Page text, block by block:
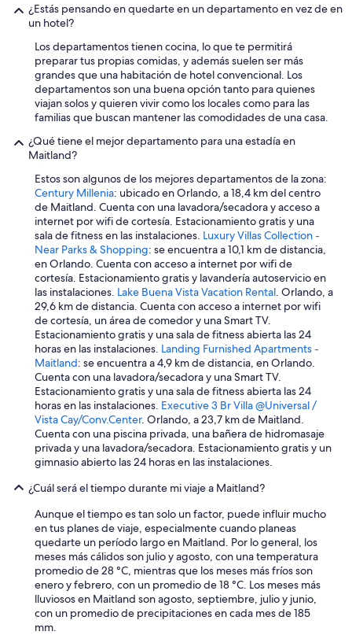
¿Estás pensando en quedarte en un departamento en vez de en
un hotel?
Los departamentos tienen cocina, lo que te permitirá
preparar tus propias comidas, y además suelen ser más
grandes que una habitación de hotel convencional. Los
departamentos son una buena opción tanto para quienes
viajan solos y quieren vivir como los locales como para las
familias que buscan mantener las comodidades de una casa.
¿Qué tiene el mejor departamento para una estadía en
Maitland?
Estos son algunos de los mejores departamentos de la zona:
Century Millenia: ubicado en Orlando, a 18,4 km del centro
de Maitland. Cuenta con una lavadora/secadora y acceso a
internet por wifi de cortesía. Estacionamiento gratis y una
sala de fitness en las instalaciones. Luxury Villas Collection -
Near Parks & Shopping: se encuentra a 10,1 km de distancia,
en Orlando. Cuenta con acceso a internet por wifi de
cortesía. Estacionamiento gratis y lavandería autoservicio en
las instalaciones. Lake Buena Vista Vacation Rental. Orlando, a
29,6 km de distancia. Cuenta con acceso a internet por wifi
de cortesía, un área de comedor y una Smart TV.
Estacionamiento gratis y una sala de fitness abierta las 24
horas en las instalaciones. Landing Furnished Apartments -
Maitland: se encuentra a 4,9 km de distancia, en Orlando.
Cuenta con una lavadora/secadora y una Smart TV.
Estacionamiento gratis y una sala de fitness abierta las 24
horas en las instalaciones. Executive 3 Br Villa @Universal /
Vista Cay/Conv.Center. Orlando, a 23,7 km de Maitland.
Cuenta con una piscina privada, una bañera de hidromasaje
privada y una lavadora/secadora. Estacionamiento gratis y un
gimnasio abierto las 24 horas en las instalaciones.
¿Cuál será el tiempo durante mi viaje a Maitland?
Aunque el tiempo es tan solo un factor, puede influir mucho
en tus planes de viaje, especialmente cuando planeas
quedarte un período largo en Maitland. Por lo general, los
meses más cálidos son julio y agosto, con una temperatura
promedio de 28 °C, mientras que los meses más fríos son
enero y febrero, con un promedio de 18 °C. Los meses más
lluviosos en Maitland son agosto, septiembre, julio y junio,
con un promedio de precipitaciones en cada mes de 185
mm.